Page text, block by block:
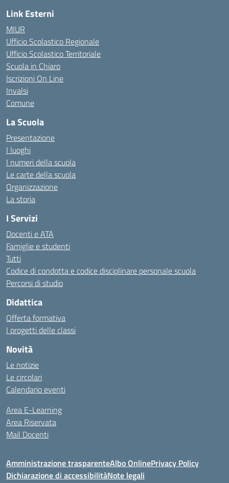
Link Esterni
MIUR
Ufficio Scolastico Regionale
Ufficio Scolastico Territoriale
Scuola in Chiaro
Iscrizioni On Line
Invalsi
Comune
La Scuola
Presentazione
I luoghi
I numeri della scuola
Le carte della scuola
Organizzazione
La storia
I Servizi
Docenti e ATA
Famiglie e studenti
Tutti
Codice di condotta e codice disciplinare personale scuola
Percorsi di studio
Didattica
Offerta formativa
I progetti delle classi
Novità
Le notizie
Le circolari
Calendario eventi
Area E-Learning
Area Riservata
Mail Docenti
Amministrazione trasparenteAlbo OnlinePrivacy Policy
Dichiarazione di accessibilitàNote legali